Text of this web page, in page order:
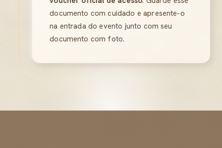
documento com cuidado e apresente-o
na entrada do evento junto com seu
documento com foto.